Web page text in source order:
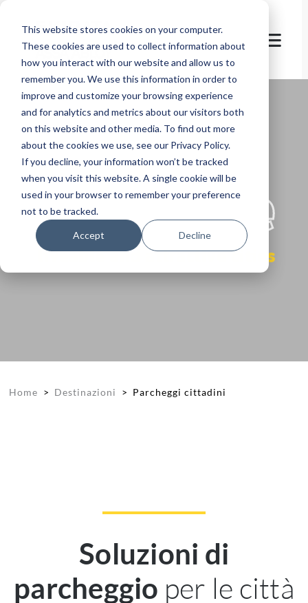
This website stores cookies on your computer.
These cookies are used to collect information about
how you interact with our website and allow us to
remember you. We use this information in order to
improve and customize your browsing experience
and for analytics and metrics about our visitors both
on this website and other media. To find out more
about the cookies we use, see our Privacy Policy.
If you decline, your information won’t be tracked
when you visit this website. A single cookie will be
used in your browser to remember your preference
not to be tracked.
Accept Decline
let's
welcome
liveable and attractive cities
Home > Destinazioni > Parcheggi cittadini
Soluzioni di
parcheggio per le città